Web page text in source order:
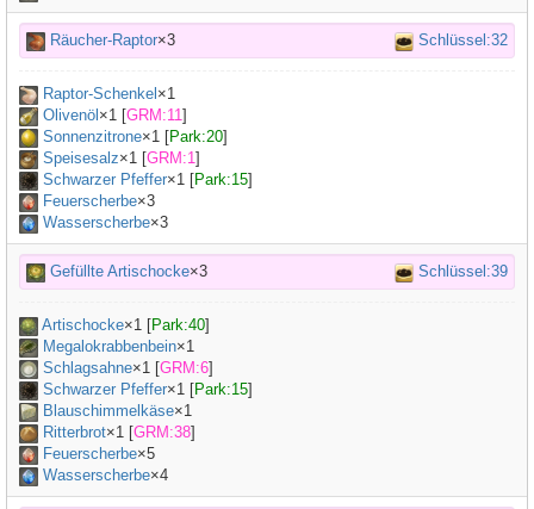
Räucher-Raptor×3 Schlüssel:32
Raptor-Schenkel ×1
Olivenöl ×1 [GRM:11]
Sonnenzitrone×1 [Park:20]
Speisesalz×1 [GRM:1]
Schwarzer Pfeffer×1 [Park:15]
Feuerscherbe×3
Wasserscherbe×3
Gefüllte Artischocke×3 Schlüssel:39
Artischocke×1 [Park:40]
Megalokrabbenbein×1
Schlagsahne×1 [GRM:6]
Schwarzer Pfeffer×1 [Park:15]
Blauschimmelkäse×1
Ritterbrot×1 [GRM:38]
Feuerscherbe×5
Wasserscherbe×4